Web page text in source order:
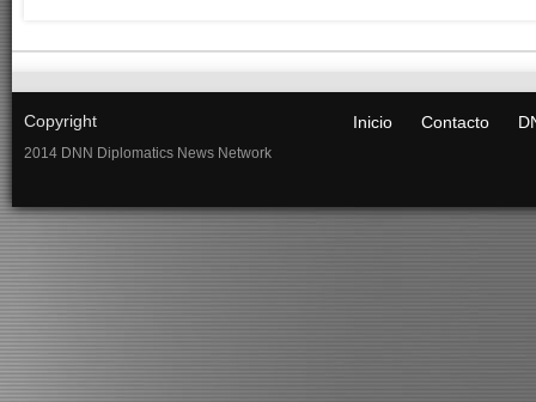
Copyright
2014 DNN Diplomatics News Network
Inicio Contacto